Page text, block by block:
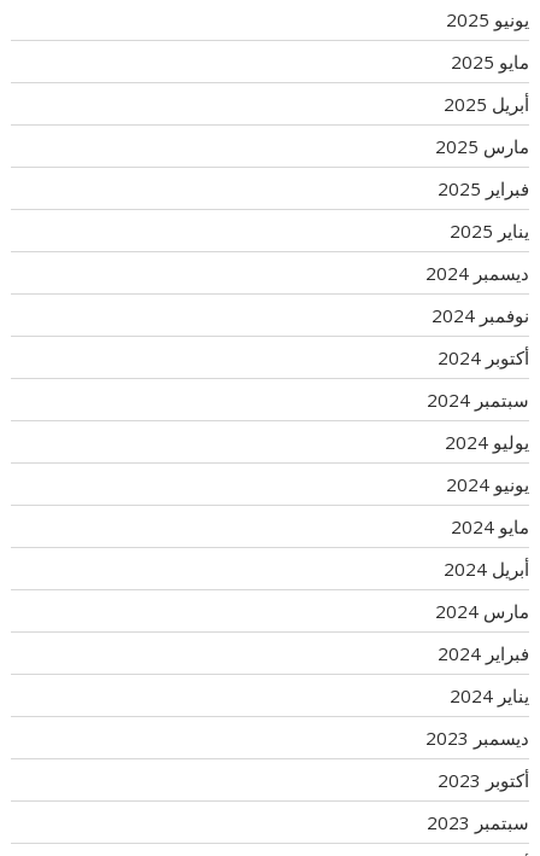
يونيو 2025
مايو 2025
أبريل 2025
مارس 2025
فبراير 2025
يناير 2025
ديسمبر 2024
نوفمبر 2024
أكتوبر 2024
سبتمبر 2024
يوليو 2024
يونيو 2024
مايو 2024
أبريل 2024
مارس 2024
فبراير 2024
يناير 2024
ديسمبر 2023
أكتوبر 2023
سبتمبر 2023